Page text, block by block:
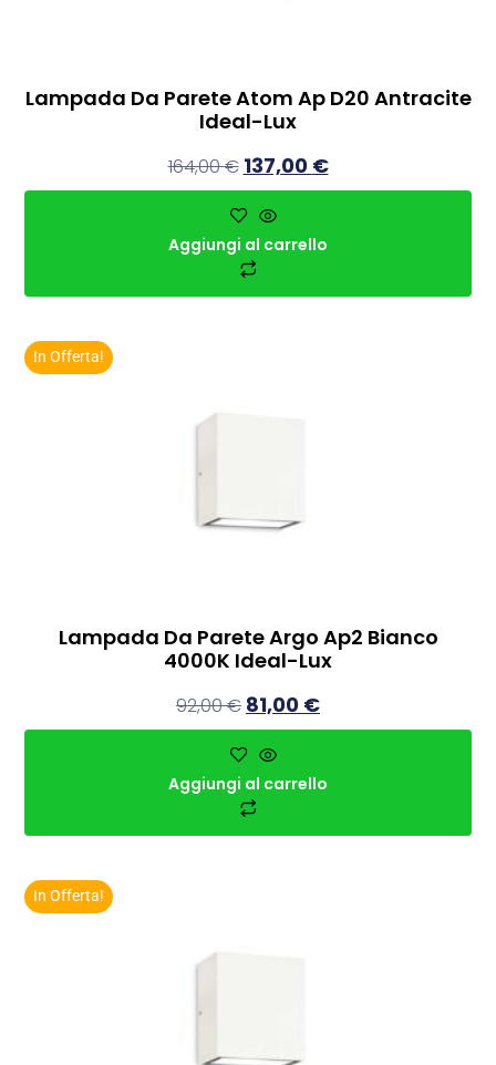
Lampada Da Parete Atom Ap D20 Antracite
Ideal-Lux
164,00€ 137,00 €
Aggiungi al carrello
In Offerta!
Lampada Da Parete Argo Ap2 Bianco
4000K Ideal-Lux
92,00€ 81,00 €
Aggiungi al carrello
In Offerta!